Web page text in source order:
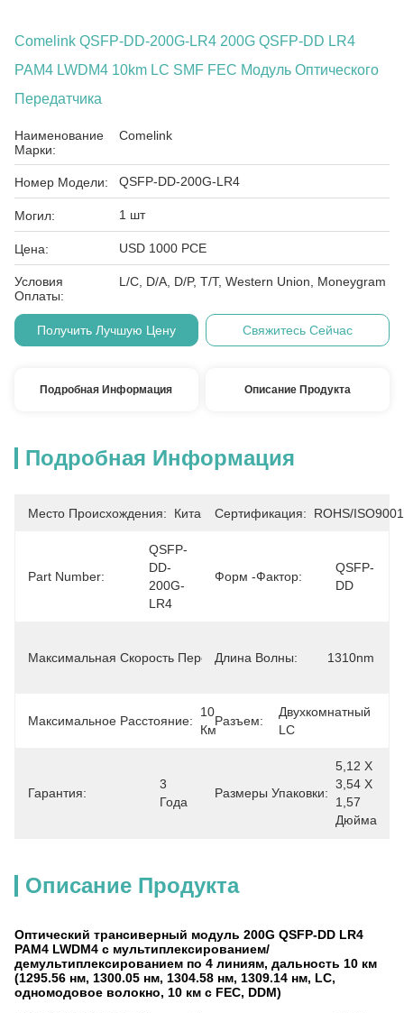
Comelink QSFP-DD-200G-LR4 200G QSFP-DD LR4
PAM4 LWDM4 10km LC SMF FEC Модуль Оптического
Передатчика
Наименование
Марки:
Comelink
Номер Модели: QSFP-DD-200G-LR4
Могил: 1 шт
Цена: USD 1000 PCE
Условия
Оплаты:
L/C, D/A, D/P, T/T, Western Union, Moneygram
Получить Лучшую Цену Свяжитесь Сейчас
Подробная Информация Описание Продукта
Подробная Информация
Место Происхождения: Китай Сертификация: ROHS/
Part Number:
QSFP-
DD-
200G-
LR4
Форм -фактор:
QSFP-
DD
Максимальная Скорость Передачи Данных: Гбит
Длина Волны: 1310nm
Максимальное Расстояние:
10
Км
Разъем:
Двухкомнатный
LC
Гарантия:
3
Года
Размеры Упаковки:
5,12 Х
3,54 Х
1,57
Дюйма
Описание Продукта
Оптический трансиверный модуль 200G QSFP-DD LR4
PAM4 LWDM4 с мультиплексированием/
демультиплексированием по 4 линиям, дальность 10 км
(1295.56 нм, 1300.05 нм, 1304.58 нм, 1309.14 нм, LC,
одномодовое волокно, 10 км с FEC, DDM)